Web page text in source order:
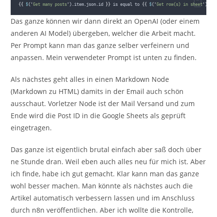
{{ $('Get many posts' ) .item.json.id }} is equal to {{ $('Get row(s) in sheet' )
Das ganze können wir dann direkt an OpenAI (oder einem
anderen AI Model) übergeben, welcher die Arbeit macht.
Per Prompt kann man das ganze selber verfeinern und
anpassen. Mein verwendeter Prompt ist unten zu finden.
Als nächstes geht alles in einen Markdown Node
(Markdown zu HTML) damits in der Email auch schön
ausschaut. Vorletzer Node ist der Mail Versand und zum
Ende wird die Post ID in die Google Sheets als geprüft
eingetragen.
Das ganze ist eigentlich brutal einfach aber saß doch über
ne Stunde dran. Weil eben auch alles neu für mich ist. Aber
ich finde, habe ich gut gemacht. Klar kann man das ganze
wohl besser machen. Man könnte als nächstes auch die
Artikel automatisch verbessern lassen und im Anschluss
durch n8n veröffentlichen. Aber ich wollte die Kontrolle,